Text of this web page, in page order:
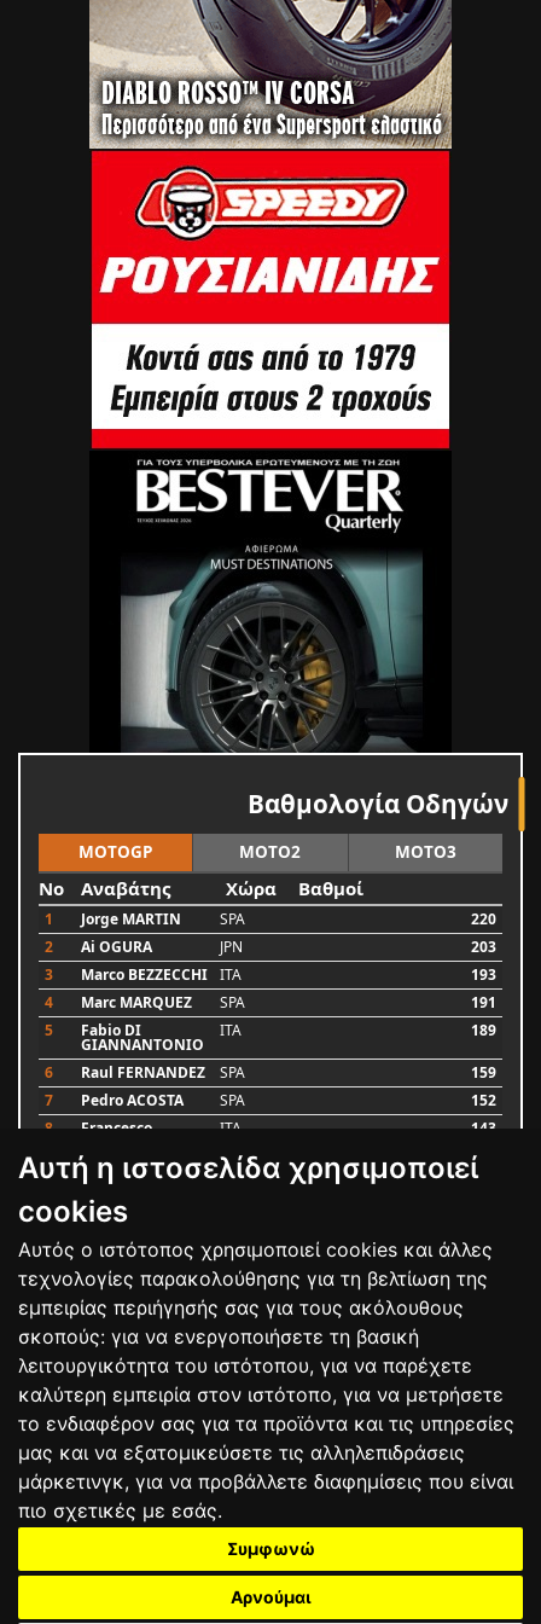
Αυτή η ιστοσελίδα χρησιμοποιεί
cookies
Αυτός ο ιστότοπος χρησιμοποιεί cookies και άλλες
τεχνολογίες παρακολούθησης για τη βελτίωση της
εμπειρίας περιήγησής σας για τους ακόλουθους
σκοπούς: για να ενεργοποιήσετε τη βασική
λειτουργικότητα του ιστότοπου, για να παρέχετε
καλύτερη εμπειρία στον ιστότοπο, για να μετρήσετε
το ενδιαφέρον σας για τα προϊόντα και τις υπηρεσίες
μας και να εξατομικεύσετε τις αλληλεπιδράσεις
μάρκετινγκ, για να προβάλλετε διαφημίσεις που είναι
πιο σχετικές με εσάς.
Συμφωνώ
Αρνούμαι
Βαθμολογία Οδηγών
MOTOGP MOTO2 MOTO3
No Αναβάτης Χώρα Βαθμοί
1 Jorge MARTIN SPA
220
2
Ai OGURA JPN
203
3
Marco BEZZECCHI ITA
193
4
Marc MARQUEZ SPA
191
5
Fabio DI
GIANNANTONIO
ITA 189
6 Raul FERNANDEZ SPA
159
7
Pedro ACOSTA SPA
152
8
Francesco ITA 143
9 Alex MARQUEZ SPA
Luca MARINI
Bαθμολογία
ΟΡΟΙ ΧΡΗΣΗΣΠΟΛΙΤΙΚΗ ΠΡΟΣΤΑΣΙΑΣ
ΑΓΩΝΕΣΑΠΟΤΕΛΕΣΜΑΤΑΑΓΟΡΑ